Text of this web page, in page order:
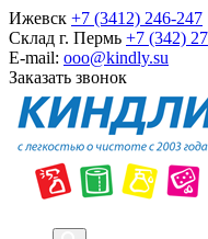
Ижевск +7 (3412) 246-247
Склад г. Пермь +7 (342)
E-mail: ooo@kindly.su
Заказать звонок